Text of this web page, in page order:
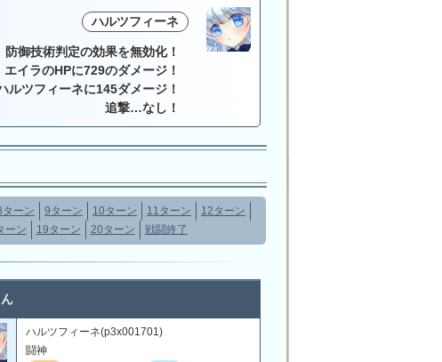
ハルツフィーネ
防御技術判定の効果を無効化！
エイラのHPに729のダメージ！
ツフィーネに145ダメージ！
追撃…なし！
ターン 9ターン 10ターン 11ターン
12ターン
ーン 19ターン 20ターン 戦闘終了
ハルツフィーネ(p3x001701)
闘神